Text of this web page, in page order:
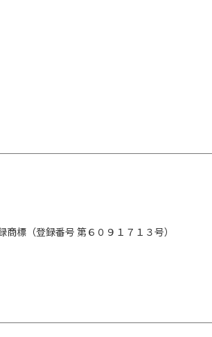
標（登録番号 第６０９１７１３号）